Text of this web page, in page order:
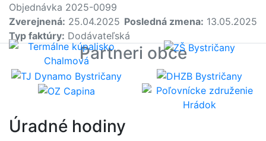
Objednávka 2025-0099
Zverejnená: 25.04.2025 Posledná zmena: 13.05.2025
Typ faktúry: Dodávateľská
Partneri obce
Úradné hodiny